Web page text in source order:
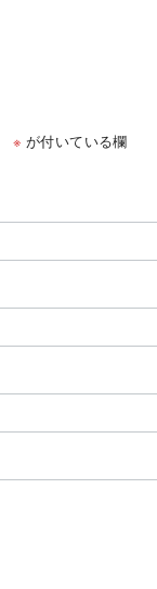
※ が付いている欄